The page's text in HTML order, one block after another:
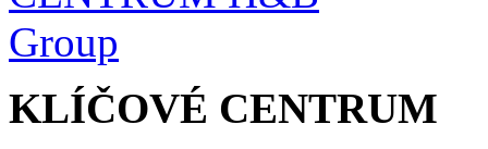
KLÍČOVÉ CENTRUM